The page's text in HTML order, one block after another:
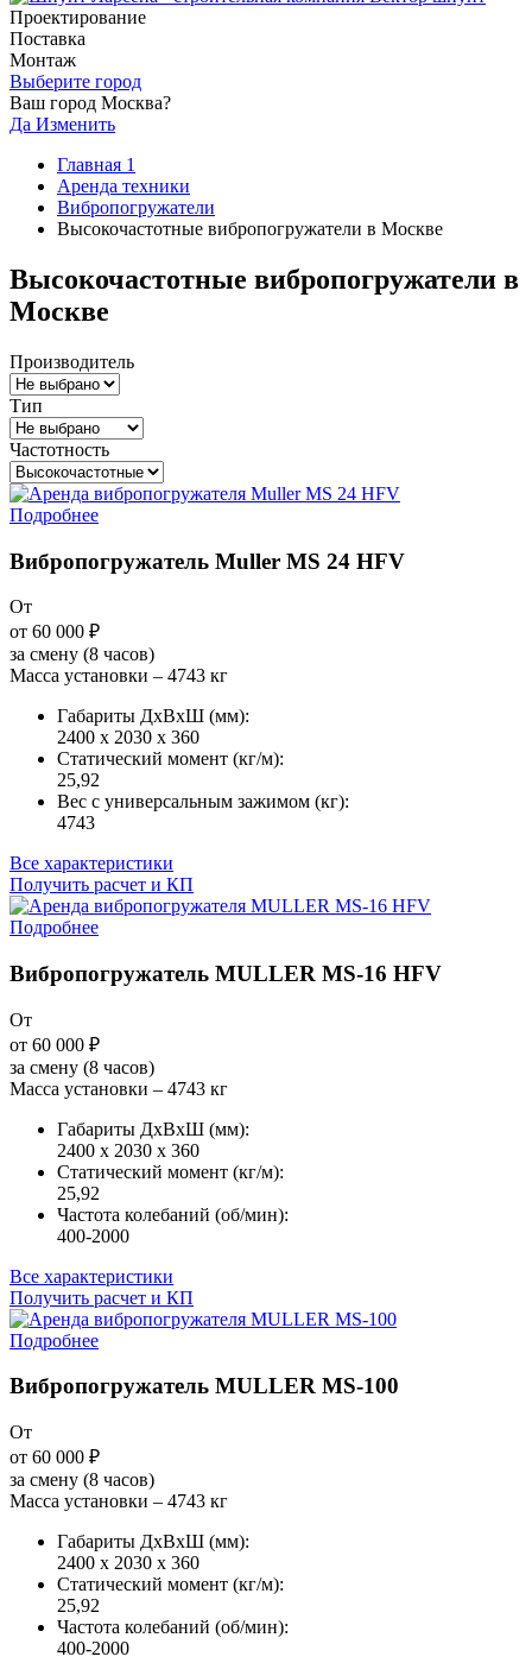
Проектирование
Поставка
Монтаж
Выберите город
Ваш город Москва?
Да Изменить
Главная 1
Аренда техники
Вибропогружатели
Высокочастотные вибропогружатели в Москве
Высокочастотные вибропогружатели в
Москве
Производитель
Тип
Частотность
Подробнее
Вибропогружатель Muller MS 24 HFV
От
от 60 000 ₽
за смену (8 часов)
Масса установки – 4743 кг
Габариты ДxВxШ (мм):
2400 x 2030 x 360
Статический момент (кг/м):
25,92
Вес с универсальным зажимом (кг):
4743
Все характеристики
Получить расчет и КП
Подробнее
Вибропогружатель MULLER MS-16 HFV
От
от 60 000 ₽
за смену (8 часов)
Масса установки – 4743 кг
Габариты ДxВxШ (мм):
2400 x 2030 x 360
Статический момент (кг/м):
25,92
Частота колебаний (об/мин):
400-2000
Все характеристики
Получить расчет и КП
Подробнее
Вибропогружатель MULLER MS-100
От
от 60 000 ₽
за смену (8 часов)
Масса установки – 4743 кг
Габариты ДxВxШ (мм):
2400 x 2030 x 360
Статический момент (кг/м):
25,92
Частота колебаний (об/мин):
400-2000